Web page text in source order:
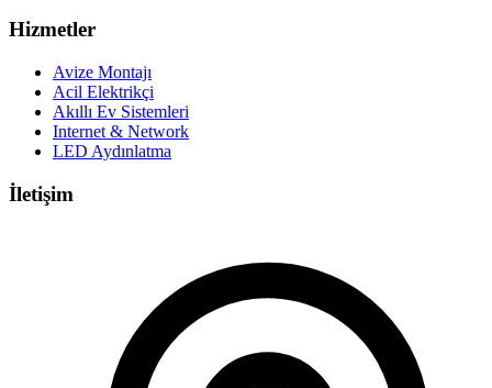
Hizmetler
Avize Montajı
Acil Elektrikçi
Akıllı Ev Sistemleri
Internet & Network
LED Aydınlatma
İletişim